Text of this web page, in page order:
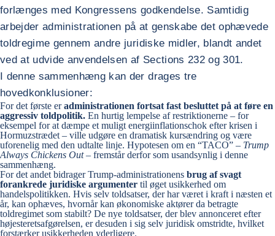
forlænges med Kongressens godkendelse. Samtidig
arbejder administrationen på at genskabe det ophævede
toldregime gennem andre juridiske midler, blandt andet
ved at udvide anvendelsen af Sections 232 og 301.
I denne sammenhæng kan der drages tre
hovedkonklusioner:
For det første eradministrationen fortsat fast besluttet på at føre en
aggressiv toldpolitik. En hurtig lempelse af restriktionerne – for
eksempel for at dæmpe et muligt energiinflationschok efter krisen i
Hormuzstrædet – ville udgøre en dramatisk kursændring og være
uforenelig med den udtalte linje. Hypotesen om en “TACO” – Trump
Always Chickens Out– fremstår derfor som usandsynlig i denne
sammenhæng.
For det andet bidrager Trump-administrationens brug af svagt
forankrede juridiske argumenter til øget usikkerhed om
handelspolitikken. Hvis selv toldsatser, der har været i kraft i næsten et
år, kan ophæves, hvornår kan økonomiske aktører da betragte
toldregimet som stabilt? De nye toldsatser, der blev annonceret efter
højesteretsafgørelsen, er desuden i sig selv juridisk omstridte, hvilket
forstærker usikkerheden yderligere.